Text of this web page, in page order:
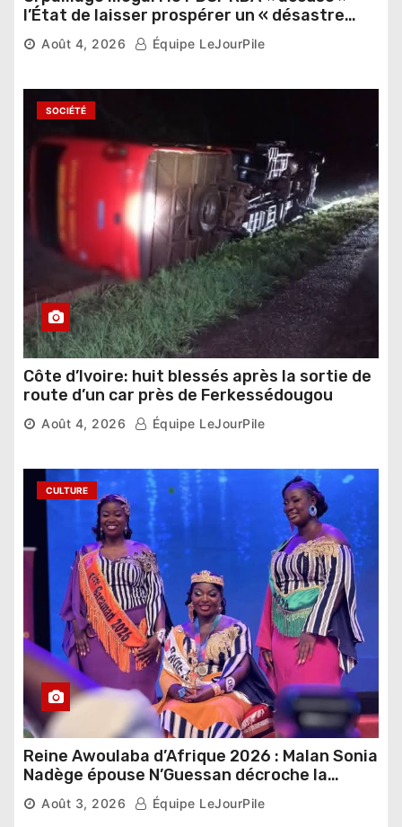
l’État de laisser prospérer un « désastre
national »
Août 4, 2026 Équipe LeJourPile
SOCIÉTÉ
Côte d’Ivoire: huit blessés après la sortie de
route d’un car près de Ferkessédougou
Août 4, 2026 Équipe LeJourPile
CULTURE
Reine Awoulaba d’Afrique 2026 : Malan Sonia
Nadège épouse N’Guessan décroche la
couronne
Août 3, 2026 Équipe LeJourPile